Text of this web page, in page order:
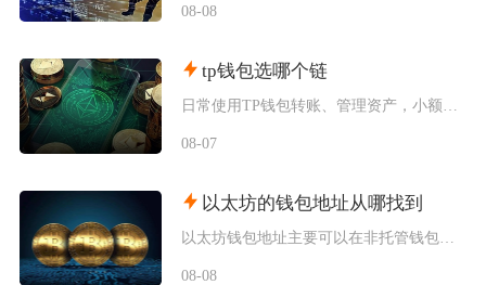
08-08
tp钱包选哪个链
08-07
以太坊的钱包地址从哪找到
08-08